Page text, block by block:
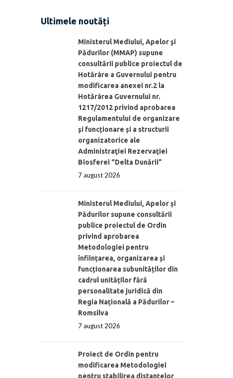
Ultimele noutăți
Ministerul Mediului, Apelor şi
Pădurilor (MMAP) supune
consultării publice proiectul de
Hotărâre a Guvernului pentru
modificarea anexei nr.2 la
Hotărârea Guvernului nr.
1217/2012 privind aprobarea
Regulamentului de organizare
şi funcționare și a structurii
organizatorice ale
Administraţiei Rezervaţiei
Biosferei “Delta Dunării”
7 august 2026
Ministerul Mediului, Apelor și
Pădurilor supune consultării
publice proiectul de Ordin
privind aprobarea
Metodologiei pentru
înființarea, organizarea și
funcționarea subunităților din
cadrul unităților fără
personalitate juridică din
Regia Națională a Pădurilor –
Romsilva
7 august 2026
Proiect de Ordin pentru
modificarea Metodologiei
pentru stabilirea distanţelor